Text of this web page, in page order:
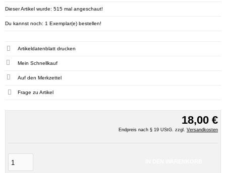
18,00 €
Endpreis nach § 19 UStG. zzgl. Versandkosten
Dieser Artikel wurde: 515 mal angeschaut!
Du kannst noch: 1 Exemplar(e) bestellen!
Artikeldatenblatt drucken
Mein Schnellkauf
Frage zu Artikel